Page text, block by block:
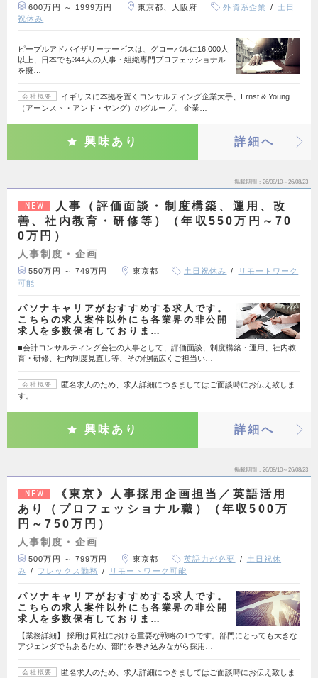
600万円 ～ 1999万円 東京都、大阪府 外資系企業
土日
祝休み
ピープルアドバイザリーサービスは、グローバルに16,000人
以上、日本でも344人の人事・組織専門プロフェッショナル
を擁…
会社概要
イギリスに本拠を置くコンサルティング企業大手、Ernst & Young
（アーンスト・アンド・ヤング）のグループ。 企業…
興味あり 詳細へ
掲載期間 26/08/10～26/08/23
NEW
人事（評価面談・制度構築、運用、改
善、社内教育・研修等）（年収550万円～70
0万円）
人事制度・企画
550万円 ～ 749万円 東京都 土日祝休み
リモートワーク
可能
パソナキャリアがおすすめする求人です。
こちらの求人案件以外にも各業界の非公開
求人を多数保有しておりま…
■会計コンサルティング会社の人事として、評価面談、制度構築・運用、社内教
育・研修、社内制度見直し等、その他幅広くご担当い…
会社概要
匿名求人のため、求人詳細につきましてはご面談時にお伝え致しま
す。
興味あり 詳細へ
掲載期間 26/08/10～26/08/23
NEW
《東京》人事採用企画担当／英語活用
あり（プロフェッショナル職）（年収500万
円～750万円）
人事制度・企画
500万円 ～ 799万円 東京都 英語力が必要
土日祝休
み
フレックス勤務 リモートワーク可能
パソナキャリアがおすすめする求人です。
こちらの求人案件以外にも各業界の非公開
求人を多数保有しておりま…
【業務詳細】 採用は同社における重要な戦略の1つです。部門にとっても大きな
アジェンダでもあるため、部門を巻き込みながら採用…
会社概要
匿名求人のため、求人詳細につきましてはご面談時にお伝え致しま